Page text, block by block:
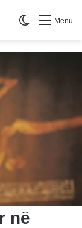
Menu
Switch skin
në